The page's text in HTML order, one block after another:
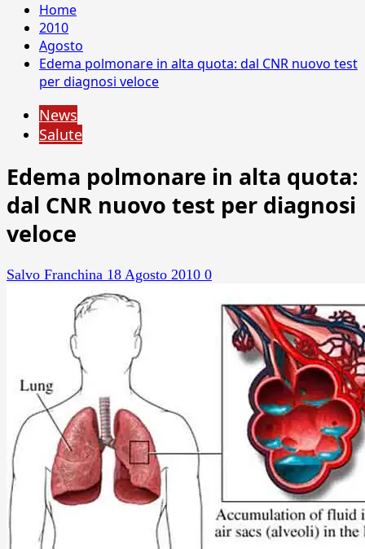
Home
2010
Agosto
Edema polmonare in alta quota: dal CNR nuovo test
per diagnosi veloce
News
Salute
Edema polmonare in alta quota:
dal CNR nuovo test per diagnosi
veloce
Salvo Franchina 18 Agosto 2010 0